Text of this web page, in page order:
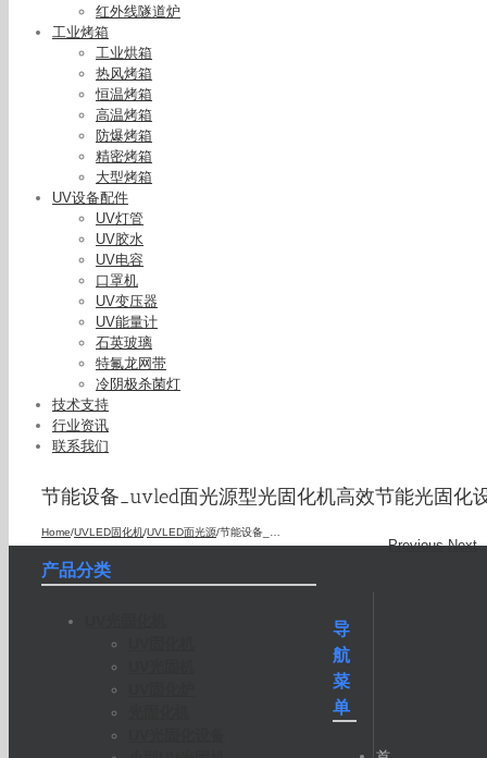
红外线隧道炉
工业烤箱
工业烘箱
热风烤箱
恒温烤箱
高温烤箱
防爆烤箱
精密烤箱
大型烤箱
UV设备配件
UV灯管
UV胶水
UV电容
口罩机
UV变压器
UV能量计
石英玻璃
特氟龙网带
冷阴极杀菌灯
技术支持
行业资讯
联系我们
节能设备_uvled面光源型光固化机高效节能光固化
Home/UVLED固化机/UVLED面光源/节能设备_uvled面光源型光固化机高效节能光固化设备
Previous Next
产品分类
导
航
菜
单